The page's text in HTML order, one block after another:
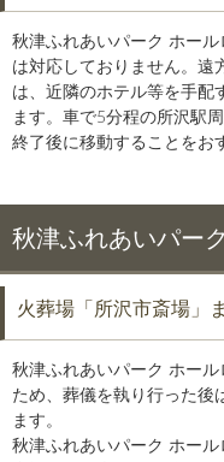
秋津ふれあいパーク ホー
は対応しておりません。遠
は、近隣のホテル等を手配
ます。車で5分程の所沢駅
終了後に移動することをお
秋津ふれあいパー
火葬場「所沢市斎場」
秋津ふれあいパーク ホー
ため、葬儀を執り行った後
ます。
秋津ふれあいパーク ホー